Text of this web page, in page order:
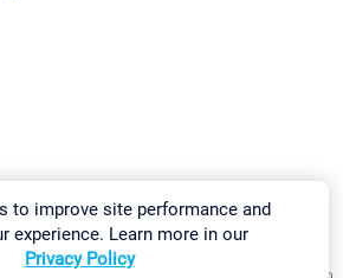
to improve site performance and
experience. Learn more in our
Privacy Policy